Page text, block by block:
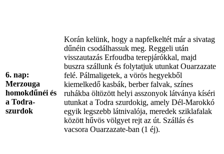
6. nap:
Merzouga
homokdűnéi és
a Todra-
szurdok
Korán kelünk, hogy a napfelkeltét már a sivatag
dűnéin csodálhassuk meg. Reggeli után
visszautazás Erfoudba terepjárókkal, majd
buszra szállunk és folytatjuk utunkat Ouarzazate
felé. Pálmaligetek, a vörös hegyekből
kiemelkedő kasbák, berber falvak, színes
ruhákba öltözött helyi asszonyok látványa kíséri
utunkat a Todra szurdokig, amely Dél-Marokkó
egyik legszebb látnivalója, meredek sziklafalak
között hűvös völgyet rejt az út. Szállás és
vacsora Ouarzazate-ban (1 éj).